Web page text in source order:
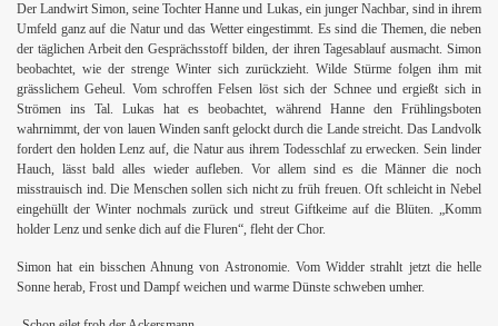
Der Landwirt Simon, seine Tochter Hanne und Lukas, ein junger Nachbar, sind in ihrem
Umfeld ganz auf die Natur und das Wetter eingestimmt. Es sind die Themen, die neben
der täglichen Arbeit den Gesprächsstoff bilden, der ihren Tagesablauf ausmacht. Simon
beobachtet, wie der strenge Winter sich zurückzieht. Wilde Stürme folgen ihm mit
grässlichem Geheul. Vom schroffen Felsen löst sich der Schnee und ergießt sich in
Strömen ins Tal. Lukas hat es beobachtet, während Hanne den Frühlingsboten
wahrnimmt, der von lauen Winden sanft gelockt durch die Lande streicht. Das Landvolk
fordert den holden Lenz auf, die Natur aus ihrem Todesschlaf zu erwecken. Sein linder
Hauch, lässt bald alles wieder aufleben. Vor allem sind es die Männer die noch
misstrauisch ind. Die Menschen sollen sich nicht zu früh freuen. Oft schleicht in Nebel
eingehüllt der Winter nochmals zurück und streut Giftkeime auf die Blüten. „Komm
holder Lenz und senke dich auf die Fluren“, fleht der Chor.
Simon hat ein bisschen Ahnung von Astronomie. Vom Widder strahlt jetzt die helle
Sonne herab, Frost und Dampf weichen und warme Dünste schweben umher.